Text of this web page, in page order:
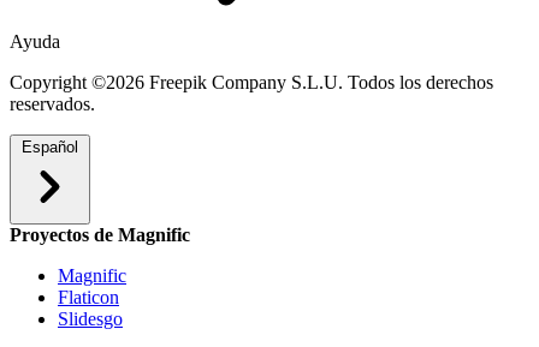
Ayuda
Copyright ©2026 Freepik Company S.L.U. Todos los derechos
reservados.
Español
Proyectos de Magnific
Magnific
Flaticon
Slidesgo